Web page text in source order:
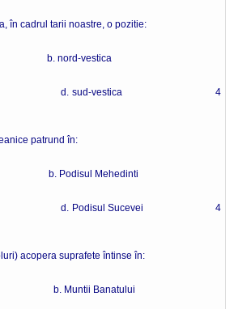
în cadrul tarii noastre, o pozitie:
nord-vestica
d. sud-vestica 4
patrund în:
Podisul Mehedinti
d. Podisul Sucevei 4
acopera suprafete întinse în:
b. Muntii Banatului